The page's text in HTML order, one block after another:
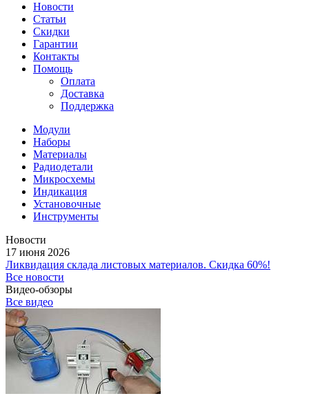
Новости
Статьи
Скидки
Гарантии
Контакты
Помощь
Оплата
Доставка
Поддержка
Модули
Наборы
Материалы
Радиодетали
Микросхемы
Индикация
Установочные
Инструменты
Новости
17 июня 2026
Ликвидация склада листовых материалов. Скидка 60%!
Все новости
Видео-обзоры
Все видео